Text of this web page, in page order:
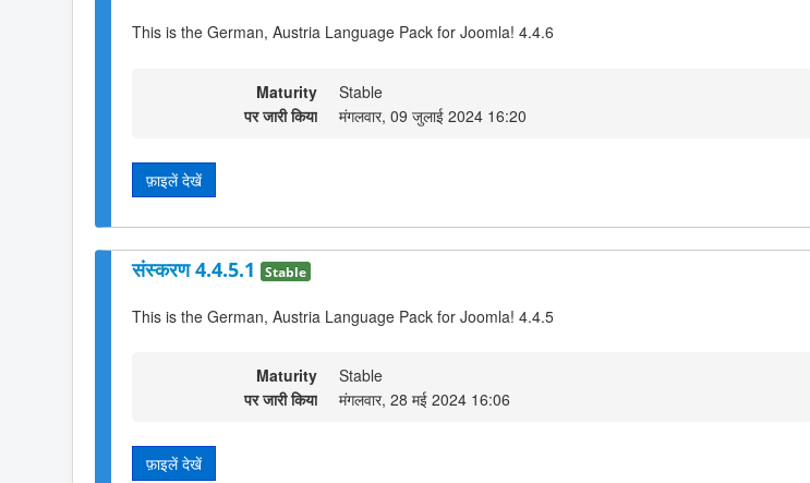
This is the German, Austria Language Pack for Joomla! 4.4.6
Maturity
Stable
पर जारी किया
मंगलवार, 09 जुलाई 2024 16:20
फ़ाइलें देखें
संस्करण 4.4.5.1 Stable
This is the German, Austria Language Pack for Joomla! 4.4.5
Maturity
Stable
पर जारी किया
मंगलवार, 28 मई 2024 16:06
फ़ाइलें देखें